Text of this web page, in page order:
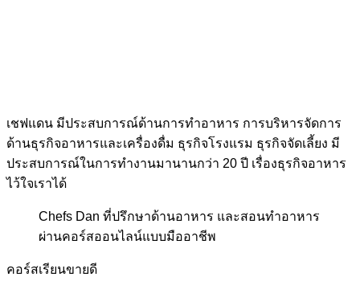
เชฟแดน มีประสบการณ์ด้านการทำอาหาร การบริหารจัดการ
ด้านธุรกิจอาหารและเครื่องดื่ม ธุรกิจโรงแรม ธุรกิจจัดเลี้ยง มี
ประสบการณ์ในการทำงานมานานกว่า 20 ปี เรื่องธุรกิจอาหาร
ไว้ใจเราได้
Chefs Dan ที่ปรึกษาด้านอาหาร และสอนทำอาหาร
ผ่านคอร์สออนไลน์แบบมืออาชีพ
คอร์สเรียนขายดี